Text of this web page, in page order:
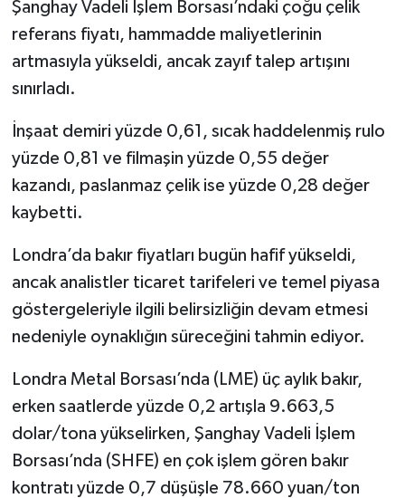
Şanghay Vadeli İşlem Borsası’ndaki çoğu çelik
referans fiyatı, hammadde maliyetlerinin
artmasıyla yükseldi, ancak zayıf talep artışını
sınırladı.
İnşaat demiri yüzde 0,61, sıcak haddelenmiş rulo
yüzde 0,81 ve filmaşin yüzde 0,55 değer
kazandı, paslanmaz çelik ise yüzde 0,28 değer
kaybetti.
Londra’da bakır fiyatları bugün hafif yükseldi,
ancak analistler ticaret tarifeleri ve temel piyasa
göstergeleriyle ilgili belirsizliğin devam etmesi
nedeniyle oynaklığın süreceğini tahmin ediyor.
Londra Metal Borsası’nda (LME) üç aylık bakır,
erken saatlerde yüzde 0,2 artışla 9.663,5
dolar/tona yükselirken, Şanghay Vadeli İşlem
Borsası’nda (SHFE) en çok işlem gören bakır
kontratı yüzde 0,7 düşüşle 78.660 yuan/ton